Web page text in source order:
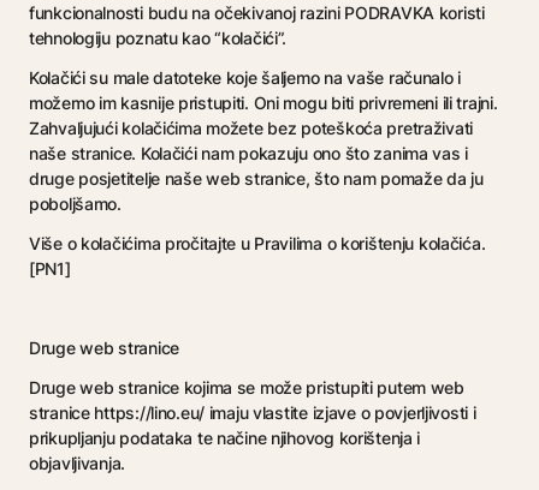
funkcionalnosti budu na očekivanoj razini PODRAVKA koristi
tehnologiju poznatu kao “kolačići”.
Kolačići su male datoteke koje šaljemo na vaše računalo i
možemo im kasnije pristupiti. Oni mogu biti privremeni ili trajni.
Zahvaljujući kolačićima možete bez poteškoća pretraživati
naše stranice. Kolačići nam pokazuju ono što zanima vas i
druge posjetitelje naše web stranice, što nam pomaže da ju
poboljšamo.
Više o kolačićima pročitajte u Pravilima o korištenju kolačića.
[PN1]
Druge web stranice
Druge web stranice kojima se može pristupiti putem web
stranice https://lino.eu/ imaju vlastite izjave o povjerljivosti i
prikupljanju podataka te načine njihovog korištenja i
objavljivanja.